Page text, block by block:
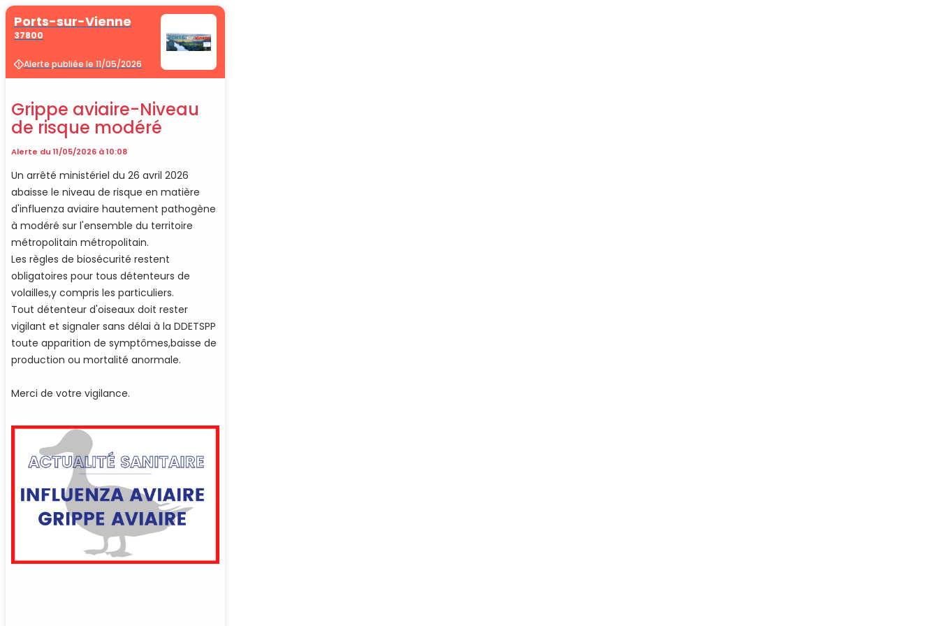
Ports-sur-Vienne
37800
Alerte publiée le 11/05/2026
Grippe aviaire-Niveau
de risque modéré
Alerte du 11/05/2026 à 10:08
Un arrêté ministériel du 26 avril 2026
abaisse le niveau de risque en matière
d'influenza aviaire hautement pathogène
à modéré sur l'ensemble du territoire
métropolitain métropolitain.
Les règles de biosécurité restent
obligatoires pour tous détenteurs de
volailles,y compris les particuliers.
Tout détenteur d'oiseaux doit rester
vigilant et signaler sans délai à la DDETSPP
toute apparition de symptômes,baisse de
production ou mortalité anormale.
Merci de votre vigilance.